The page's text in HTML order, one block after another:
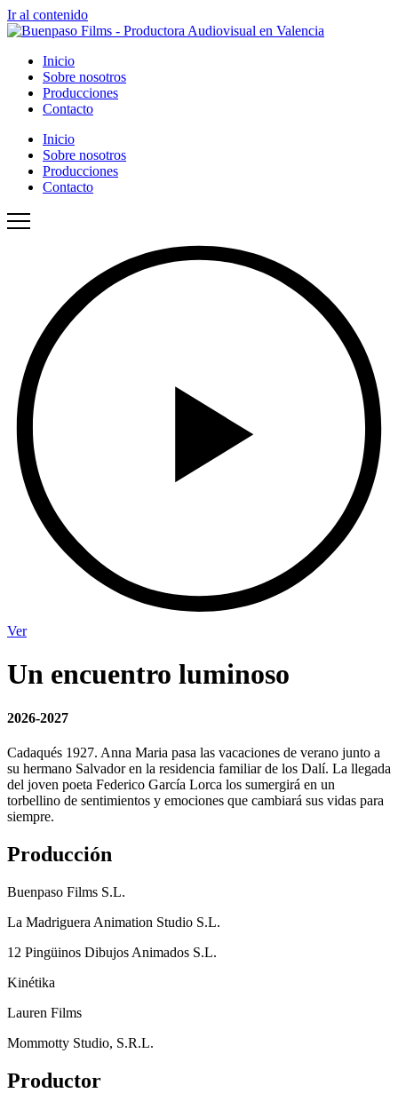
Ir al contenido
Inicio
Sobre nosotros
Producciones
Contacto
Inicio
Sobre nosotros
Producciones
Contacto
Ver
Un encuentro luminoso
2026-2027
Cadaqués 1927. Anna Maria pasa las vacaciones de verano junto a
su hermano Salvador en la residencia familiar de los Dalí. La llegada
del joven poeta Federico García Lorca los sumergirá en un
torbellino de sentimientos y emociones que cambiará sus vidas para
siempre.
Producción
Buenpaso Films S.L.
La Madriguera Animation Studio S.L.
12 Pingüinos Dibujos Animados S.L.
Kinétika
Lauren Films
Mommotty Studio, S.R.L.
Productor